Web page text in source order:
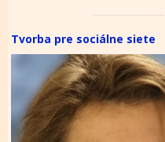
Tvorba pre sociálne siete